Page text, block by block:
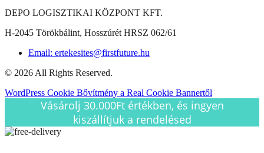
DEPO LOGISZTIKAI KÖZPONT KFT.
H-2045 Törökbálint, Hosszúrét HRSZ 062/61
Email: ertekesites@firstfuture.hu
© 2026 All Rights Reserved.
WordPress Cookie Bővítmény a Real Cookie Bannertől
Vásárolj 30.000Ft értékben, és ingyen
kiszállítjuk a rendelésed